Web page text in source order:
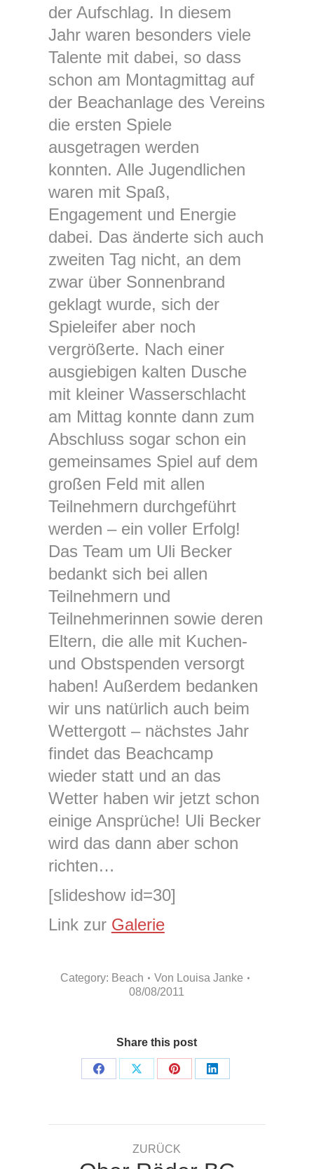
der Aufschlag. In diesem
Jahr waren besonders viele
Talente mit dabei, so dass
schon am Montagmittag auf
der Beachanlage des Vereins
die ersten Spiele
ausgetragen werden
konnten. Alle Jugendlichen
waren mit Spaß,
Engagement und Energie
dabei. Das änderte sich auch
zweiten Tag nicht, an dem
zwar über Sonnenbrand
geklagt wurde, sich der
Spieleifer aber noch
vergrößerte. Nach einer
ausgiebigen kalten Dusche
mit kleiner Wasserschlacht
am Mittag konnte dann zum
Abschluss sogar schon ein
gemeinsames Spiel auf dem
großen Feld mit allen
Teilnehmern durchgeführt
werden – ein voller Erfolg!
Das Team um Uli Becker
bedankt sich bei allen
Teilnehmern und
Teilnehmerinnen sowie deren
Eltern, die alle mit Kuchen-
und Obstspenden versorgt
haben! Außerdem bedanken
wir uns natürlich auch beim
Wettergott – nächstes Jahr
findet das Beachcamp
wieder statt und an das
Wetter haben wir jetzt schon
einige Ansprüche! Uli Becker
wird das dann aber schon
richten…
[slideshow id=30]
Link zur Galerie
Category: Beach Von Louisa Janke
08/08/2011
Share this post
Share
Share
Share
Share
ZURÜCK